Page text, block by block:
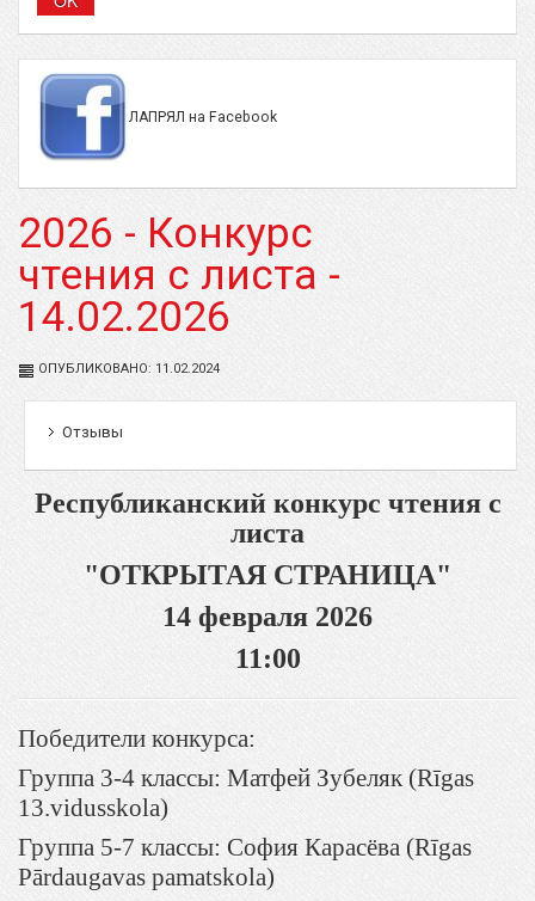
ЛАПРЯЛ на Facebook
2026 - Конкурс
чтения с листа -
14.02.2026
ОПУБЛИКОВАНО: 11.02.2024
Отзывы
Республиканский конкурс чтения с
листа
"ОТКРЫТАЯ СТРАНИЦА"
14 февраля 2026
11:00
Победители конкурса:
Группа 3-4 классы: Матфей Зубеляк (Rīgas
13.vidusskola)
Группа 5-7 классы: София Карасёва (Rīgas
Pārdaugavas pamatskola)